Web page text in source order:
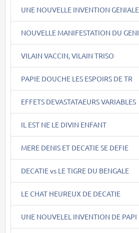
UNE NOUVELLE INVENTION GENIALE
NOUVELLE MANIFESTATION DU GENI
VILAIN VACCIN, VILAIN TRISO
PAPIE DOUCHE LES ESPOIRS DE TR
EFFETS DEVASTATAEURS VARIABLES
IL EST NE LE DIVIN ENFANT
MERE DENIS ET DECATIE SE DEFIE
DECATIE vs LE TIGRE DU BENGALE
LE CHAT HEUREUX DE DECATIE
UNE NOUVELEL INVENTION DE PAPI